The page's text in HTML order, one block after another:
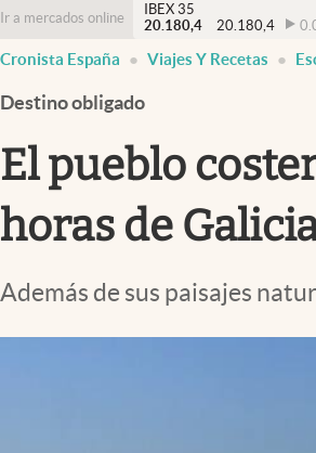
Ir a mercados online
IBEX 35
20.180,4
20.180,4
Cronista España Viajes Y Recetas
Destino obligado
El pueblo
horas de
Además de sus paisajes